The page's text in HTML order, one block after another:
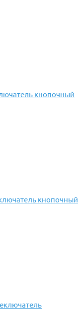
кнопочный
кнопочный